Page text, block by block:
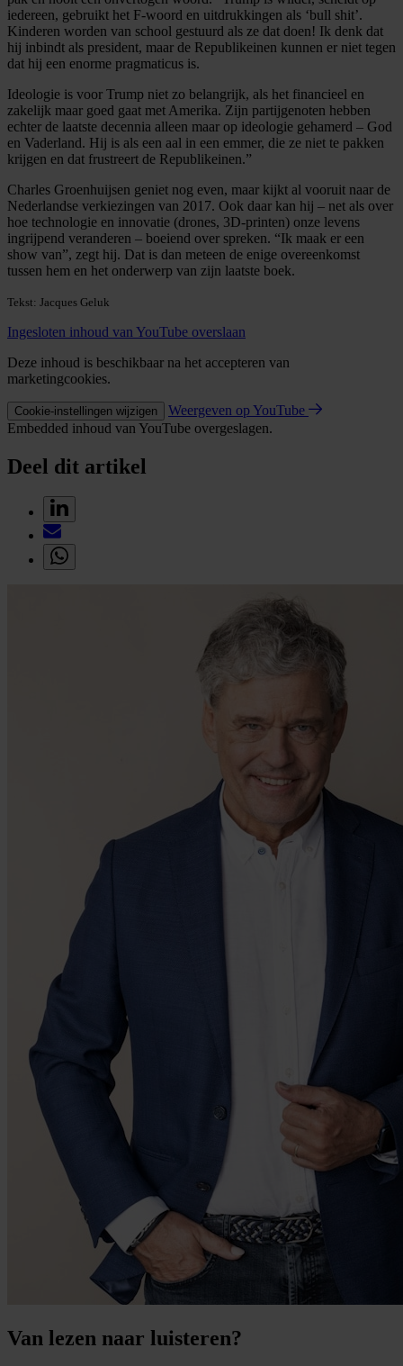
iedereen, gebruikt het F-woord en uitdrukkingen als ‘bull shit’.
Kinderen worden van school gestuurd als ze dat doen! Ik denk dat
hij inbindt als president, maar de Republikeinen kunnen er niet tegen
dat hij een enorme pragmaticus is.
Ideologie is voor Trump niet zo belangrijk, als het financieel en
zakelijk maar goed gaat met Amerika. Zijn partijgenoten hebben
echter de laatste decennia alleen maar op ideologie gehamerd – God
en Vaderland. Hij is als een aal in een emmer, die ze niet te pakken
krijgen en dat frustreert de Republikeinen.”
Charles Groenhuijsen geniet nog even, maar kijkt al vooruit naar de
Nederlandse verkiezingen van 2017. Ook daar kan hij – net als over
hoe technologie en innovatie (drones, 3D-printen) onze levens
ingrijpend veranderen – boeiend over spreken. “Ik maak er een
show van”, zegt hij. Dat is dan meteen de enige overeenkomst
tussen hem en het onderwerp van zijn laatste boek.
Tekst: Jacques Geluk
Ingesloten inhoud van YouTube overslaan
Deze inhoud is beschikbaar na het accepteren van
marketingcookies.
Cookie-instellingen wijzigen
Weergeven op YouTube
Embedded inhoud van YouTube overgeslagen.
Deel dit artikel
Van lezen naar luisteren?